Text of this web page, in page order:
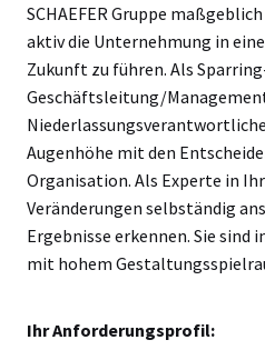
SCHAEFER Gruppe
aktiv die Unternehmung in
Zukunft zu führen. Als
Geschäftsleitung/
Augenhöhe mit den
Organisation. Als Experte in
Veränderungen selbständig
Ergebnisse erkennen. Sie sind
mit hohem
Ihr Anforderungsprofil: